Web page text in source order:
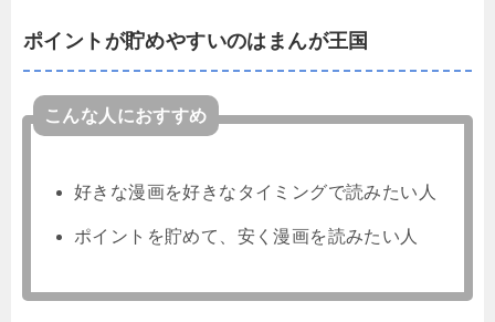
ポイントが貯めやすいのはまんが王国
こんな人におすすめ
好きな漫画を好きなタイミングで読みたい人
ポイントを貯めて、安く漫画を読みたい人